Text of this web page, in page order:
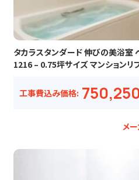
タカラスタンダード 伸びの美浴室
1216 – 0.75坪サイズ マンションリ
工事費込み価格:
メ